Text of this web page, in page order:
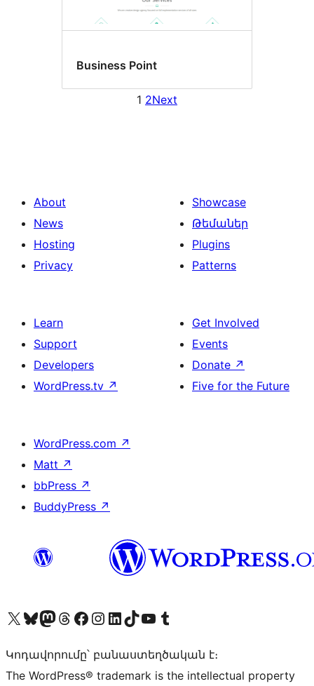
Business Point
1 2Next
About
News
Hosting
Privacy
Showcase
Թեմաներ
Plugins
Patterns
Learn
Support
Developers
WordPress.tv ↗
Get Involved
Events
Donate ↗
Five for the Future
WordPress.com ↗
Matt ↗
bbPress ↗
BuddyPress ↗
Visit our X (formerly Twitter) account
Visit our Bluesky account
Visit our Mastodon account
Visit our Threads account
Visit our Facebook page
Visit our Instagram account
Visit our LinkedIn account
Visit our TikTok account
Visit our YouTube channel
Visit our Tumblr account
Կոդավորումը՝ բանաստեղծական է։
The WordPress® trademark is the intellectual property